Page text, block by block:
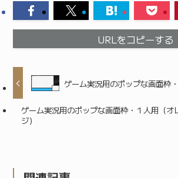
URLをコピーする
ゲーム実況用のポップな画面枠
ゲーム実況用のポップな画面枠・１人用（オ
ジ）